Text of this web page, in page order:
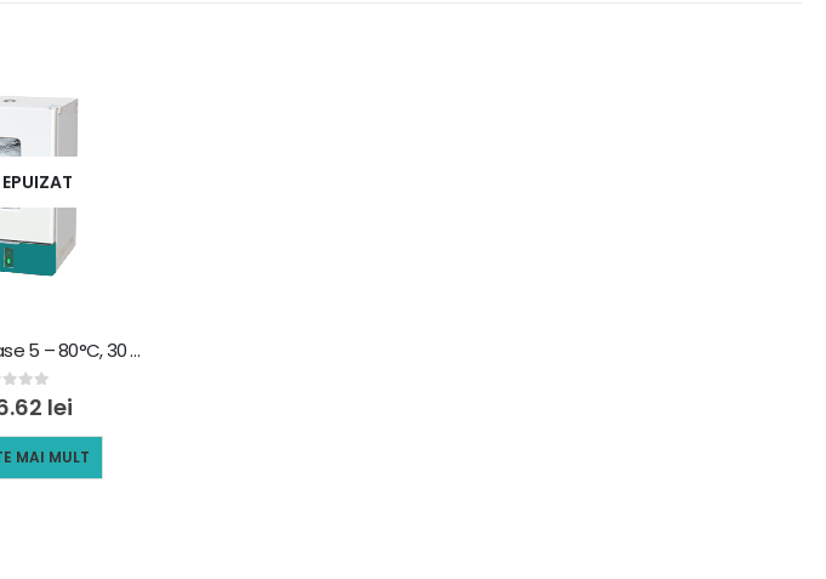
Incubator Biobase 5 – 80°C, 30 L, BJPX-H30II
of 5 lei
MAI MULT